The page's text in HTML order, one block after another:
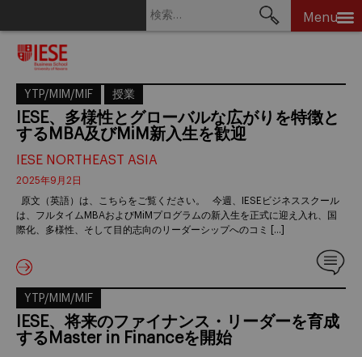
Menu
YTP/MIM/MIF 授業
IESE、多様性とグローバルな広がりを特徴と
するMBA及びMiM新入生を歓迎
IESE NORTHEAST ASIA
2025年9月2日
原文（英語）は、こちらをご覧ください。 今週、IESEビジネススクール
は、フルタイムMBAおよびMiMプログラムの新入生を正式に迎え入れ、国
際化、多様性、そして目的志向のリーダーシップへのコミ […]
YTP/MIM/MIF
IESE、将来のファイナンス・リーダーを育成
するMaster in Financeを開始